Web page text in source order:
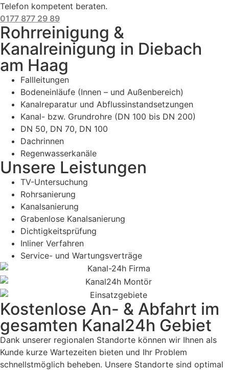
Telefon kompetent beraten.
0177 877 29 89
Rohrreinigung &
Kanalreinigung in Diebach
am Haag
Fallleitungen
Bodeneinläufe (Innen – und Außenbereich)
Kanalreparatur und Abflussinstandsetzungen
Kanal- bzw. Grundrohre (DN 100 bis DN 200)
DN 50, DN 70, DN 100
Dachrinnen
Regenwasserkanäle
Unsere Leistungen
TV-Untersuchung
Rohrsanierung
Kanalsanierung
Grabenlose Kanalsanierung
Dichtigkeitsprüfung
Inliner Verfahren
Service- und Wartungsverträge
Kostenlose An- & Abfahrt im
gesamten Kanal24h Gebiet
Dank unserer regionalen Standorte können wir Ihnen als
Kunde kurze Wartezeiten bieten und Ihr Problem
schnellstmöglich beheben. Unsere Standorte sind optimal